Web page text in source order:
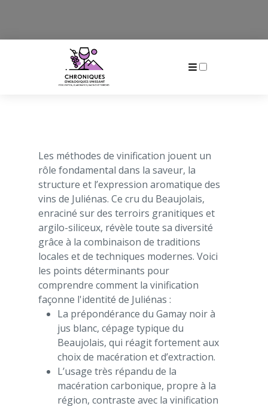
Les méthodes de vinification jouent un
rôle fondamental dans la saveur, la
structure et l’expression aromatique des
vins de Juliénas. Ce cru du Beaujolais,
enraciné sur des terroirs granitiques et
argilo-siliceux, révèle toute sa diversité
grâce à la combinaison de traditions
locales et de techniques modernes. Voici
les points déterminants pour
comprendre comment la vinification
façonne l'identité de Juliénas :
La prépondérance du Gamay noir à
jus blanc, cépage typique du
Beaujolais, qui réagit fortement aux
choix de macération et d’extraction.
L’usage très répandu de la
macération carbonique, propre à la
région, contraste avec la vinification